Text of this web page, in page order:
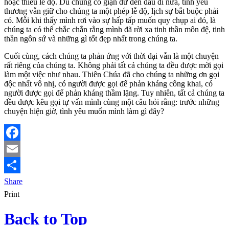
thương vẫn giữ cho chúng ta một phép lễ độ, lịch sự bắt buộc phải
có. Mỗi khi thấy mình rơi vào sự hấp tấp muốn quy chụp ai đó, là
chúng ta có thể chắc chắn rằng mình đã rời xa tinh thần môn đệ, tinh
thần ngôn sứ và những gì tốt đẹp nhất trong chúng ta.
Cuối cùng, cách chúng ta phản ứng với thời đại vẫn là một chuyện
rất riêng của chúng ta. Không phải tất cả chúng ta đều được mời gọi
làm một việc như nhau. Thiên Chúa đã cho chúng ta những ơn gọi
độc nhất vô nhị, có người được gọi để phản kháng công khai, có
người được gọi để phản kháng thầm lặng. Tuy nhiên, tất cả chúng ta
đều được kêu gọi tự vấn mình cùng một câu hỏi rằng: trước những
chuyện hiện giờ, tình yêu muốn mình làm gì đây?
Facebook
Email
Share
Print
Back to Top